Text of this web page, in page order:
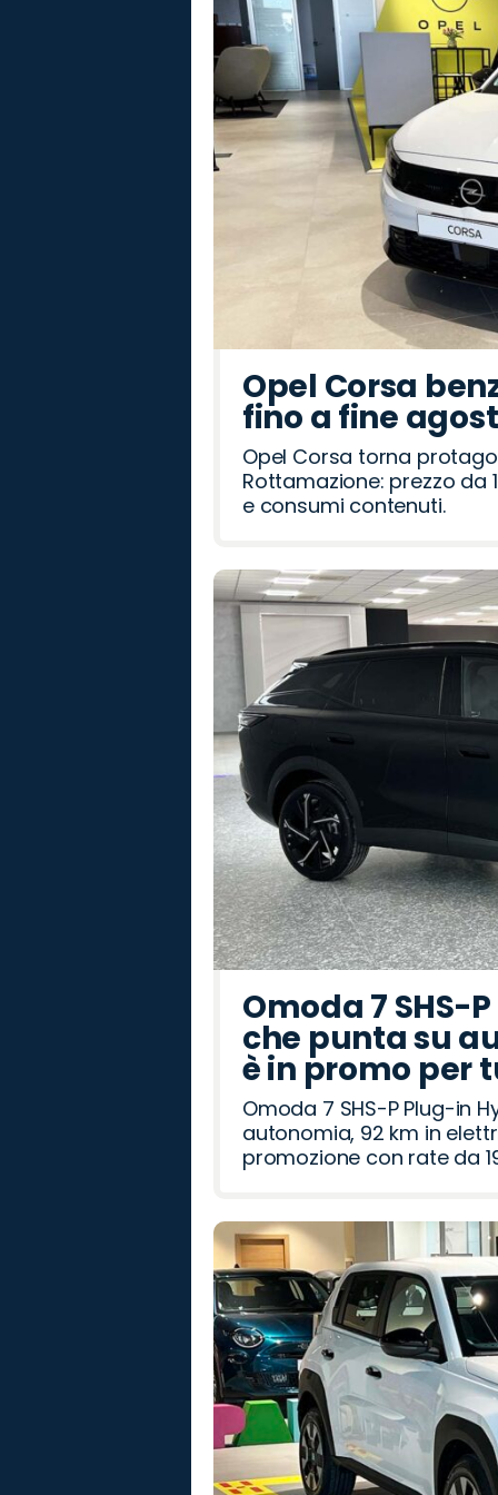
Land
Rover
Abarth
Mazda
Jeep
Seat
Fiat
Omoda
Peugeot
Hyundai
Lancia
Opel
Alfa
Romeo
Citroën
Jaecoo
Cupra
Opel Corsa
fino a fine
Opel Corsa torna
Rottamazione: prezzo da
e consumi contenuti.
Omoda 7 SHS-
che punta su
è in promo per
Omoda 7 SHS-P Plug-in
autonomia, 92 km in
promozione con rate da